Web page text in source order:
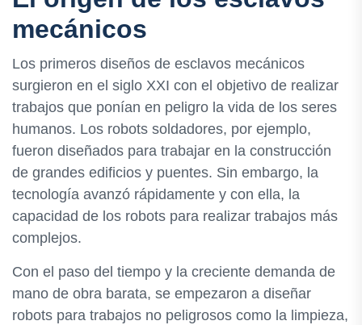
mecánicos
Los primeros diseños de esclavos mecánicos
surgieron en el siglo XXI con el objetivo de realizar
trabajos que ponían en peligro la vida de los seres
humanos. Los robots soldadores, por ejemplo,
fueron diseñados para trabajar en la construcción
de grandes edificios y puentes. Sin embargo, la
tecnología avanzó rápidamente y con ella, la
capacidad de los robots para realizar trabajos más
complejos.
Con el paso del tiempo y la creciente demanda de
mano de obra barata, se empezaron a diseñar
robots para trabajos no peligrosos como la limpieza,